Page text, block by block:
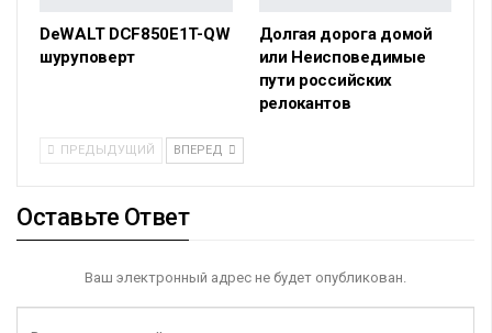
DeWALT DCF850E1T-QW
шуруповерт
Долгая дорога домой
или Неисповедимые
пути российских
релокантов
ПРЕДЫДУЩИЙ ВПЕРЕД
Оставьте Ответ
Ваш электронный адрес не будет опубликован.